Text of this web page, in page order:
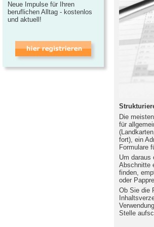
Die
für
fort), ein
Formulare
Um daraus
Abschnitte
finden,
oder
Ob Sie die
Stelle
Neue Impulse für Ihren
beruflichen Alltag - kostenlos
und aktuell!